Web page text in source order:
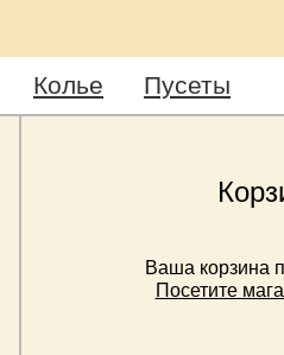
Колье Пусеты
Ваша корзина
Посетите